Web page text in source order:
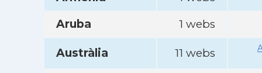
Aruba
1 webs
Austràlia 11 webs